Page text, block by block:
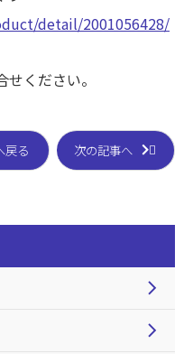
detail/2001056428/
ください。
戻る 次の記事へ
chevron_right
chevron_right